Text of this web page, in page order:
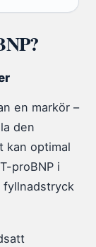
en markör –
den
kan optimal
proBNP i
fyllnadstryck